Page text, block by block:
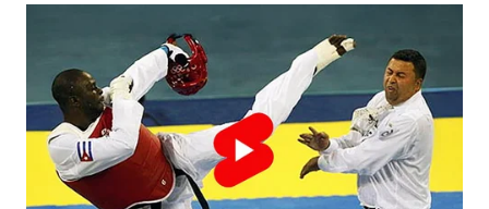
WN
KALTENG
WN
KALTARA